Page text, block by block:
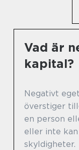
Vad är
kapital?
Negativt
överstiger
en person
eller inte
skyldigheter.